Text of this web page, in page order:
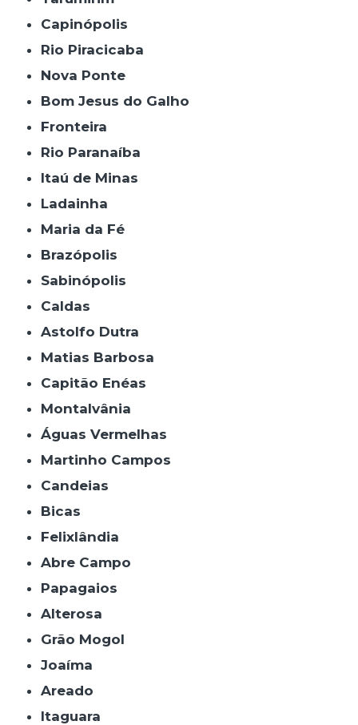
Capinópolis
Rio Piracicaba
Nova Ponte
Bom Jesus do Galho
Fronteira
Rio Paranaíba
Itaú de Minas
Ladainha
Maria da Fé
Brazópolis
Sabinópolis
Caldas
Astolfo Dutra
Matias Barbosa
Capitão Enéas
Montalvânia
Águas Vermelhas
Martinho Campos
Candeias
Bicas
Felixlândia
Abre Campo
Papagaios
Alterosa
Grão Mogol
Joaíma
Areado
Itaguara